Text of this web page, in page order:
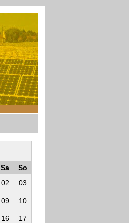
Sa
So
02 03
09 10
16 17